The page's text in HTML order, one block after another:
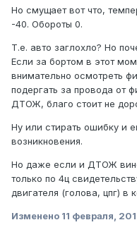
Но смущает вот что,
-40. Обороты 0.
Т.е. авто заглохло? Но
Если за бортом в этот
внимательно осмотреть
подергать за провода от
ДТОЖ, благо стоит не
Ну или стирать ошибку и
возникновения.
Но даже если и ДТОЖ
только по 4ц
двигателя (голова, цпг) в
Изменено 11 февраля,